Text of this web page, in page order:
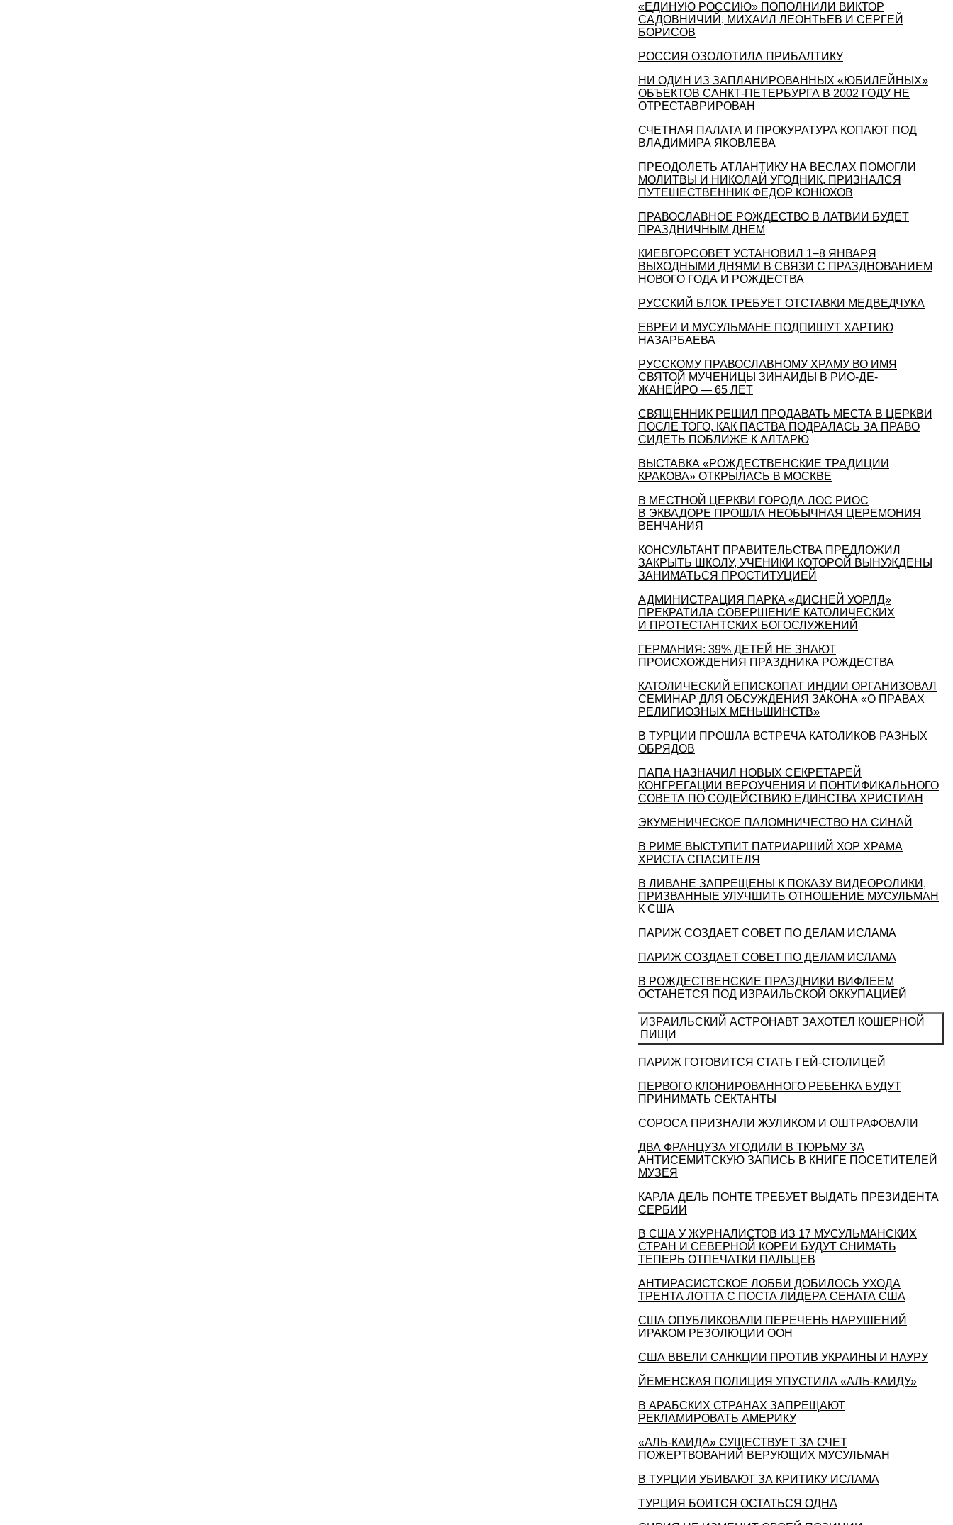
«ЕДИНУЮ РОССИЮ» ПОПОЛНИЛИ ВИКТОР
САДОВНИЧИЙ, МИХАИЛ ЛЕОНТЬЕВ И СЕРГЕЙ
БОРИСОВ
РОССИЯ ОЗОЛОТИЛА ПРИБАЛТИКУ
НИ ОДИН ИЗ ЗАПЛАНИРОВАННЫХ «ЮБИЛЕЙНЫХ»
ОБЪЕКТОВ САНКТ-ПЕТЕРБУРГА В 2002 ГОДУ НЕ
ОТРЕСТАВРИРОВАН
СЧЕТНАЯ ПАЛАТА И ПРОКУРАТУРА КОПАЮТ ПОД
ВЛАДИМИРА ЯКОВЛЕВА
ПРЕОДОЛЕТЬ АТЛАНТИКУ НА ВЕСЛАХ ПОМОГЛИ
МОЛИТВЫ И НИКОЛАЙ УГОДНИК, ПРИЗНАЛСЯ
ПУТЕШЕСТВЕННИК ФЕДОР КОНЮХОВ
ПРАВОСЛАВНОЕ РОЖДЕСТВО В ЛАТВИИ БУДЕТ
ПРАЗДНИЧНЫМ ДНЕМ
КИЕВГОРСОВЕТ УСТАНОВИЛ 1−8 ЯНВАРЯ
ВЫХОДНЫМИ ДНЯМИ В СВЯЗИ С ПРАЗДНОВАНИЕМ
НОВОГО ГОДА И РОЖДЕСТВА
РУССКИЙ БЛОК ТРЕБУЕТ ОТСТАВКИ МЕДВЕДЧУКА
ЕВРЕИ И МУСУЛЬМАНЕ ПОДПИШУТ ХАРТИЮ
НАЗАРБАЕВА
РУССКОМУ ПРАВОСЛАВНОМУ ХРАМУ ВО ИМЯ
СВЯТОЙ МУЧЕНИЦЫ ЗИНАИДЫ В РИО-ДЕ-
ЖАНЕЙРО — 65 ЛЕТ
СВЯЩЕННИК РЕШИЛ ПРОДАВАТЬ МЕСТА В ЦЕРКВИ
ПОСЛЕ ТОГО, КАК ПАСТВА ПОДРАЛАСЬ ЗА ПРАВО
СИДЕТЬ ПОБЛИЖЕ К АЛТАРЮ
ВЫСТАВКА «РОЖДЕСТВЕНСКИЕ ТРАДИЦИИ
КРАКОВА» ОТКРЫЛАСЬ В МОСКВЕ
В МЕСТНОЙ ЦЕРКВИ ГОРОДА ЛОС РИОС
В ЭКВАДОРЕ ПРОШЛА НЕОБЫЧНАЯ ЦЕРЕМОНИЯ
ВЕНЧАНИЯ
КОНСУЛЬТАНТ ПРАВИТЕЛЬСТВА ПРЕДЛОЖИЛ
ЗАКРЫТЬ ШКОЛУ, УЧЕНИКИ КОТОРОЙ ВЫНУЖДЕНЫ
ЗАНИМАТЬСЯ ПРОСТИТУЦИЕЙ
АДМИНИСТРАЦИЯ ПАРКА «ДИСНЕЙ УОРЛД»
ПРЕКРАТИЛА СОВЕРШЕНИЕ КАТОЛИЧЕСКИХ
И ПРОТЕСТАНТСКИХ БОГОСЛУЖЕНИЙ
ГЕРМАНИЯ: 39% ДЕТЕЙ НЕ ЗНАЮТ
ПРОИСХОЖДЕНИЯ ПРАЗДНИКА РОЖДЕСТВА
КАТОЛИЧЕСКИЙ ЕПИСКОПАТ ИНДИИ ОРГАНИЗОВАЛ
СЕМИНАР ДЛЯ ОБСУЖДЕНИЯ ЗАКОНА «О ПРАВАХ
РЕЛИГИОЗНЫХ МЕНЬШИНСТВ»
В ТУРЦИИ ПРОШЛА ВСТРЕЧА КАТОЛИКОВ РАЗНЫХ
ОБРЯДОВ
ПАПА НАЗНАЧИЛ НОВЫХ СЕКРЕТАРЕЙ
КОНГРЕГАЦИИ ВЕРОУЧЕНИЯ И ПОНТИФИКАЛЬНОГО
СОВЕТА ПО СОДЕЙСТВИЮ ЕДИНСТВА ХРИСТИАН
ЭКУМЕНИЧЕСКОЕ ПАЛОМНИЧЕСТВО НА СИНАЙ
В РИМЕ ВЫСТУПИТ ПАТРИАРШИЙ ХОР ХРАМА
ХРИСТА СПАСИТЕЛЯ
В ЛИВАНЕ ЗАПРЕЩЕНЫ К ПОКАЗУ ВИДЕОРОЛИКИ,
ПРИЗВАННЫЕ УЛУЧШИТЬ ОТНОШЕНИЕ МУСУЛЬМАН
К США
ПАРИЖ СОЗДАЕТ СОВЕТ ПО ДЕЛАМ ИСЛАМА
ПАРИЖ СОЗДАЕТ СОВЕТ ПО ДЕЛАМ ИСЛАМА
В РОЖДЕСТВЕНСКИЕ ПРАЗДНИКИ ВИФЛЕЕМ
ОСТАНЕТСЯ ПОД ИЗРАИЛЬСКОЙ ОККУПАЦИЕЙ
ИЗРАИЛЬСКИЙ АСТРОНАВТ ЗАХОТЕЛ КОШЕРНОЙ
ПИЩИ
ПАРИЖ ГОТОВИТСЯ СТАТЬ ГЕЙ-СТОЛИЦЕЙ
ПЕРВОГО КЛОНИРОВАННОГО РЕБЕНКА БУДУТ
ПРИНИМАТЬ СЕКТАНТЫ
СОРОСА ПРИЗНАЛИ ЖУЛИКОМ И ОШТРАФОВАЛИ
ДВА ФРАНЦУЗА УГОДИЛИ В ТЮРЬМУ ЗА
АНТИСЕМИТСКУЮ ЗАПИСЬ В КНИГЕ ПОСЕТИТЕЛЕЙ
МУЗЕЯ
КАРЛА ДЕЛЬ ПОНТЕ ТРЕБУЕТ ВЫДАТЬ ПРЕЗИДЕНТА
СЕРБИИ
В США У ЖУРНАЛИСТОВ ИЗ 17 МУСУЛЬМАНСКИХ
СТРАН И СЕВЕРНОЙ КОРЕИ БУДУТ СНИМАТЬ
ТЕПЕРЬ ОТПЕЧАТКИ ПАЛЬЦЕВ
АНТИРАСИСТСКОЕ ЛОББИ ДОБИЛОСЬ УХОДА
ТРЕНТА ЛОТТА С ПОСТА ЛИДЕРА СЕНАТА США
США ОПУБЛИКОВАЛИ ПЕРЕЧЕНЬ НАРУШЕНИЙ
ИРАКОМ РЕЗОЛЮЦИИ ООН
США ВВЕЛИ САНКЦИИ ПРОТИВ УКРАИНЫ И НАУРУ
ЙЕМЕНСКАЯ ПОЛИЦИЯ УПУСТИЛА «АЛЬ-КАИДУ»
В АРАБСКИХ СТРАНАХ ЗАПРЕЩАЮТ
РЕКЛАМИРОВАТЬ АМЕРИКУ
«АЛЬ-КАИДА» СУЩЕСТВУЕТ ЗА СЧЕТ
ПОЖЕРТВОВАНИЙ ВЕРУЮЩИХ МУСУЛЬМАН
В ТУРЦИИ УБИВАЮТ ЗА КРИТИКУ ИСЛАМА
ТУРЦИЯ БОИТСЯ ОСТАТЬСЯ ОДНА